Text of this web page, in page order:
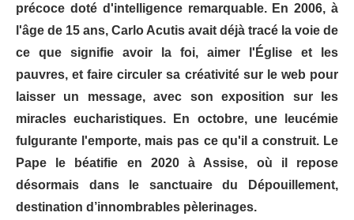
précoce doté d'intelligence remarquable. En 2006, à
l'âge de 15 ans, Carlo Acutis avait déjà tracé la voie de
ce que signifie avoir la foi, aimer l'Église et les
pauvres, et faire circuler sa créativité sur le web pour
laisser un message, avec son exposition sur les
miracles eucharistiques. En octobre, une leucémie
fulgurante l'emporte, mais pas ce qu'il a construit. Le
Pape le béatifie en 2020 à Assise, où il repose
désormais dans le sanctuaire du Dépouillement,
destination d’innombrables pèlerinages.